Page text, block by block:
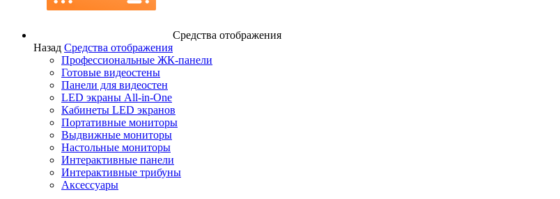
Средства отображения
Назад Средства отображения
Профессиональные ЖК-панели
Готовые видеостены
Панели для видеостен
LED экраны All-in-One
Кабинеты LED экранов
Портативные мониторы
Выдвижные мониторы
Настольные мониторы
Интерактивные панели
Интерактивные трибуны
Аксессуары